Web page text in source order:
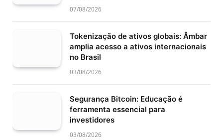
07/08/2026
Tokenização de ativos globais: Âmbar
amplia acesso a ativos internacionais
no Brasil
03/08/2026
Segurança Bitcoin: Educação é
ferramenta essencial para
investidores
03/08/2026